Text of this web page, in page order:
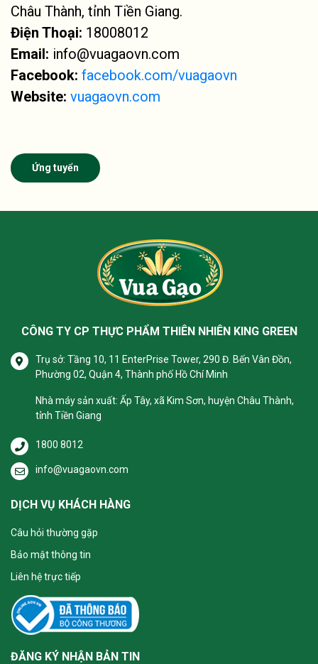
Châu Thành, tỉnh Tiền Giang.
Điện Thoại: 18008012
Email: info@vuagaovn.com
Facebook: facebook.com/vuagaovn
Website: vuagaovn.com
Ứng tuyển
CÔNG TY CP THỰC PHẨM THIÊN NHIÊN KING GREEN
Trụ sở: Tầng 10, 11 EnterPrise Tower, 290 Đ. Bến Vân Đồn,
Phường 02, Quận 4, Thành phố Hồ Chí Minh
Nhà máy sản xuất: Ấp Tây, xã Kim Sơn, huyện Châu Thành,
tỉnh Tiền Giang
1800 8012
info@vuagaovn.com
DỊCH VỤ KHÁCH HÀNG
Câu hỏi thường gặp
Bảo mật thông tin
Liên hệ trực tiếp
ĐĂNG KÝ NHẬN BẢN TIN